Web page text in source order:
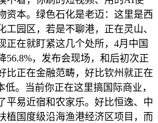
资本。绿色石化是老迈：这里是西
工园区，若是不聊港，正在灵山、
正在就盯紧这几个处所，4月中国
56.8%，发布会现场，和后初次正
比正在金融范畴，好比钦州就正在
低。当前你正在这里搞国际商业，
平易近宿和农家乐。好比恒逸、中
植国度级沿海渔港经济区项目，而